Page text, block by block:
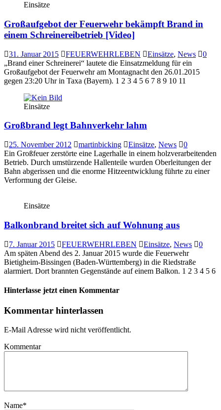
Einsätze
Großaufgebot der Feuerwehr bekämpft Brand in
einem Schreinereibetrieb [Video]
31. Januar 2015 FEUERWEHRLEBEN Einsätze, News
0
„Brand einer Schreinerei“ lautete die Einsatzmeldung für ein
Großaufgebot der Feuerwehr am Montagnacht den 26.01.2015
gegen 23:20 Uhr in Taxa (Bayern). 1 2 3 4 5 6 7 8 9 10 11
Einsätze
Großbrand legt Bahnverkehr lahm
25. November 2012 martinbicking Einsätze, News
0
Ein Großfeuer zerstörte eine Lagerhalle in einem holzverarbeitenden
Betrieb. Durch umstürzende Hallenteile wurden Oberleitungen der
Bahn abgerissen und die enorme Hitzeentwicklung führte zu einer
Verformung der Gleise.
Einsätze
Balkonbrand breitet sich auf Wohnung aus
7. Januar 2015 FEUERWEHRLEBEN Einsätze, News
0
Am späten Abend des 2. Januar 2015 wurde die Feuerwehr
Bietigheim-Bissingen (Baden-Württemberg) in die Riedstraße
alarmiert. Dort brannten Gegenstände auf einem Balkon. 1 2 3 4 5 6
Hinterlasse jetzt einen Kommentar
Kommentar hinterlassen
E-Mail Adresse wird nicht veröffentlicht.
Kommentar
Name*